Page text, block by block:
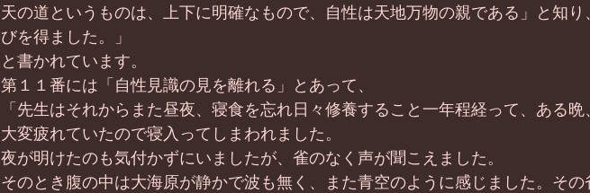
天の道というものは、上下に明確なもので、自性は天地万物の親である」と知
びを得ました。」
と書かれています。
第１１番には「自性見識の見を離れる」とあって、
「先生はそれからまた昼夜、寝食を忘れ日々修養すること一年程経って、ある
大変疲れていたので寝入ってしまわれました。
夜が明けたのも気付かずにいましたが、雀のなく声が聞こえました。
そのとき腹の中は大海原が静かで波も無く、また青空のように感じました。その